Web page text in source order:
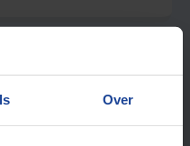
Over
Vraag tarief op